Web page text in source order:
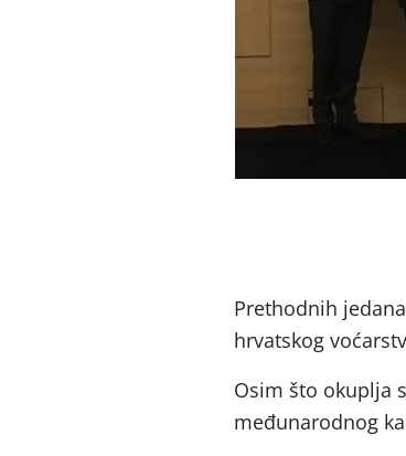
Prethodnih
hrvatskog
Osim što okuplja
međunarodnog